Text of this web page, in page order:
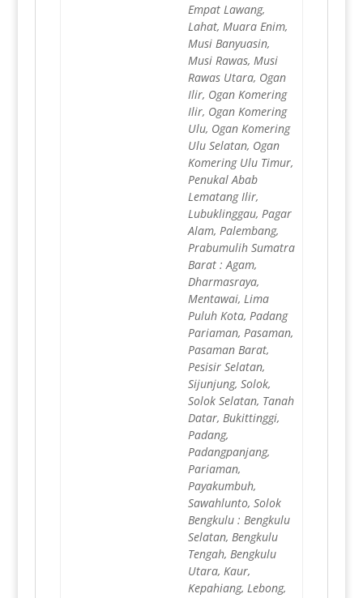
Empat Lawang,
Lahat, Muara Enim,
Musi Banyuasin,
Musi Rawas, Musi
Rawas Utara, Ogan
Ilir, Ogan Komering
Ilir, Ogan Komering
Ulu, Ogan Komering
Ulu Selatan, Ogan
Komering Ulu Timur,
Penukal Abab
Lematang Ilir,
Lubuklinggau, Pagar
Alam, Palembang,
Prabumulih Sumatra
Barat : Agam,
Dharmasraya,
Mentawai, Lima
Puluh Kota, Padang
Pariaman, Pasaman,
Pasaman Barat,
Pesisir Selatan,
Sijunjung, Solok,
Solok Selatan, Tanah
Datar, Bukittinggi,
Padang,
Padangpanjang,
Pariaman,
Payakumbuh,
Sawahlunto, Solok
Bengkulu : Bengkulu
Selatan, Bengkulu
Tengah, Bengkulu
Utara, Kaur,
Kepahiang, Lebong,